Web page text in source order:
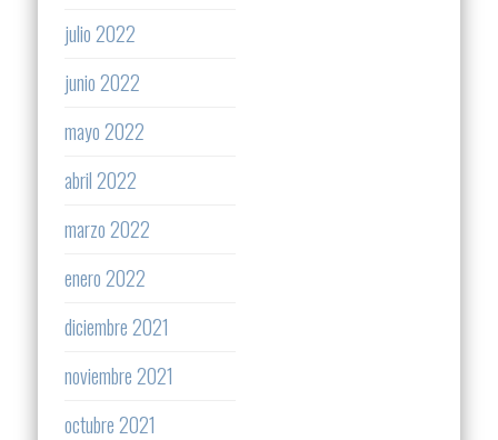
julio 2022
junio 2022
mayo 2022
abril 2022
marzo 2022
enero 2022
diciembre 2021
noviembre 2021
octubre 2021